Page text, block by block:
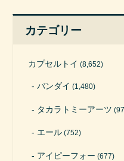
カテゴリー
カプセルトイ (8,652)
バンダイ (1,480)
タカラトミーアーツ
エール (752)
アイピーフォー (677)